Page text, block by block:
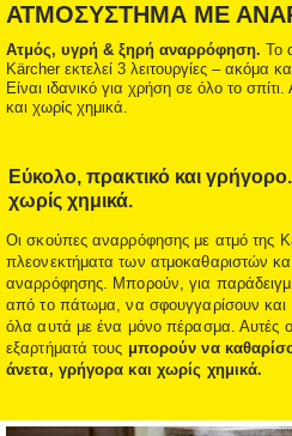
HOME & GARDEN
PROFESSIONAL
ΚΑΘΑΡΙΣΤΙΚΑ
ΑΤΜΟΣΎΣΤΗΜΑ ΜΕ
Ατμός, υγρή & ξηρή αναρρόφηση. Το
Kärcher εκτελεί 3 λειτουργίες – ακόμα
Είναι ιδανικό για χρήση σε όλο το
και χωρίς χημικά.
Εύκολο, πρακτικό και
χωρίς χημικά.
Οι σκούπες αναρρόφησης με ατμό της
πλεονεκτήματα των ατμοκαθαριστών
αναρρόφησης. Μπορούν, για
από το πάτωμα, να σφουγγαρίσουν
όλα αυτά με ένα μόνο πέρασμα. Αυτές
εξαρτήματά τους μπορούν να
άνετα, γρήγορα και χωρίς χημικά.